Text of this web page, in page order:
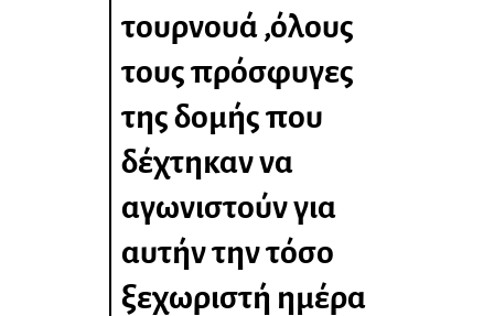
τουρνουά ,όλους
τους πρόσφυγες
της δομής που
δέχτηκαν να
αγωνιστούν για
αυτήν την τόσο
ξεχωριστή ημέρα